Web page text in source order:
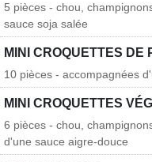
5 pièces - chou,
sauce soja salée
MINI CROQUETTES DE
10 pièces - accompagnées
MINI CROQUETTES
6 pièces - chou,
d'une sauce aigre-douce